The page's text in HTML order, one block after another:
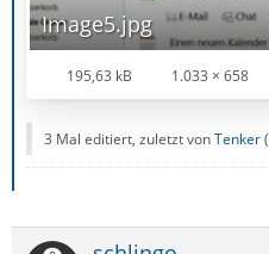
Image5.jpg
195,63 kB 1.033 × 658
3 Mal editiert, zuletzt vonTenker(